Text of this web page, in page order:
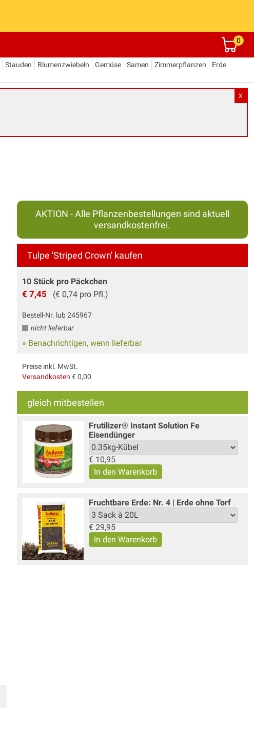
0
Stauden Blumenzwiebeln Gemüse Samen Zimmerpflanzen
Erde
X
AKTION - Alle Pflanzenbestellungen sind aktuell
versandkostenfrei.
Tulpe 'Striped Crown' kaufen
10 Stück pro Päckchen
€ 7,45 (€ 0,74 pro Pfl.)
Bestell-Nr. lub 245967
nicht lieferbar
» Benachrichtigen, wenn lieferbar
Preise inkl. MwSt.
Versandkosten € 0,00
gleich mitbestellen
Frutilizer® Instant Solution Fe
Eisendünger
€ 10,95
Fruchtbare Erde: Nr. 4 | Erde ohne Torf
€ 29,95